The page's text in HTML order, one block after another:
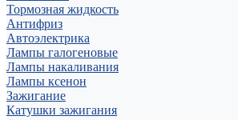
Тормозная жидкость
Антифриз
Автоэлектрика
Лампы галогеновые
Лампы накаливания
Лампы ксенон
Зажигание
Катушки зажигания